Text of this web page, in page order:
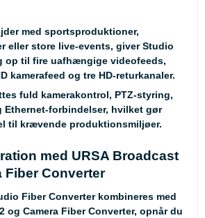
med sportsproduktioner,
eller store live-events, giver Studio
op til fire uafhængige videofeeds,
kamerafeed og tre HD-returkanaler.
fuld kamerakontrol, PTZ-styring,
Ethernet-forbindelser, hvilket gør
til krævende produktionsmiljøer.
med URSA Broadcast
Fiber Converter
Fiber Converter kombineres med
og Camera Fiber Converter, opnår du